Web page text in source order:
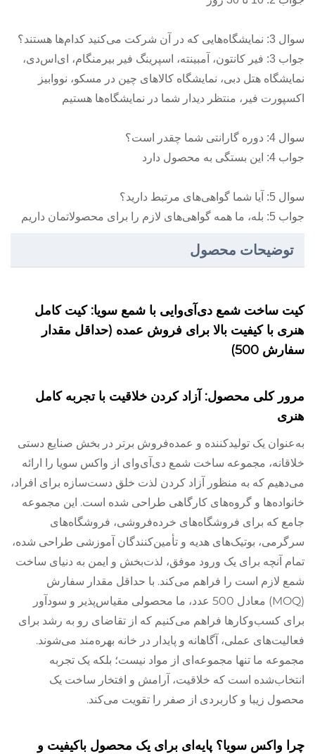
سوال 3: نمایشگاه‌هایی که در آن شرکت می‌کنید کدام‌ها هستند؟
جواب 3: فیر کانتون، آمبینته، اسپرینگ فیر بیرمنگام، ای‌اس‌دی،
نمایشگاه هتل دبی، نمایشگاه کالاهای چین در مسکو، نووابیز
اکسپورت فیر، منتظر دیدار شما در نمایشگاه‌ها هستیم
سوال 4: دوره گارانتی شما چقدر است؟
جواب 4: این بستگی به محصول دارد
سوال 5: آیا شما گواهی‌های مرتبط دارید؟
جواب 5: بله، ما همه گواهی‌های لازم را برای محصولاتمان داریم
توضیحات محصول
کیت ساخت شمع دی‌آی‌وایی با شمع سویا: کیت کامل
هنری با کیفیت بالا برای فروش عمده (حداقل مقدار
سفارش 500)
مرور کلی محصول: آزاد کردن خلاقیت با تجربه کامل
هنری
به‌عنوان یک تولیدکننده و عمده‌فروش برتر در بخش صنایع دستی
خلاقانه، مجموعه ساخت شمع دی‌آی‌وای از واکس سویا را ارائه
می‌دهیم که به منظور آزاد کردن لذت خلق دست‌سازه برای افراد،
خانواده‌ها و گروه‌های کارگاهی طراحی شده است. این مجموعه
جامع که برای فروشگاه‌های خرده‌فروشی، فروشگاه‌های
سرگرمی، بوتیک‌های هدیه و تأمین‌کنندگان آموزشی طراحی شده،
تمام آنچه برای یک ورود موفق، لذت‌بخش و ایمن به دنیای ساخت
شمع لازم است را فراهم می‌کند. با حداقل مقدار سفارش
(MOQ) معادل 500 عدد، ما محصولی مقیاس‌پذیر و سودآور
برای کسب‌وکارها فراهم می‌کنیم که از تقاضای رو به رشد برای
فعالیت‌های عملی، آگاهانه و پایدار در خانه بهره‌مند می‌شوند.
مجموعه ما تنها مجموعه‌ای از مواد نیست؛ بلکه یک تجربه
انتخاب‌شده است که خلاقیت، آرامش و افتخار ساخت یک
محصول زیبا و کاربردی از صفر را تقویت می‌کند.
چرا واکس سویا؟ پایه‌ای برای یک محصول باکیفیت و